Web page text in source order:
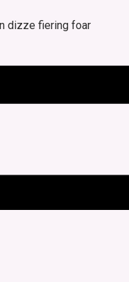
dizze fiering foar